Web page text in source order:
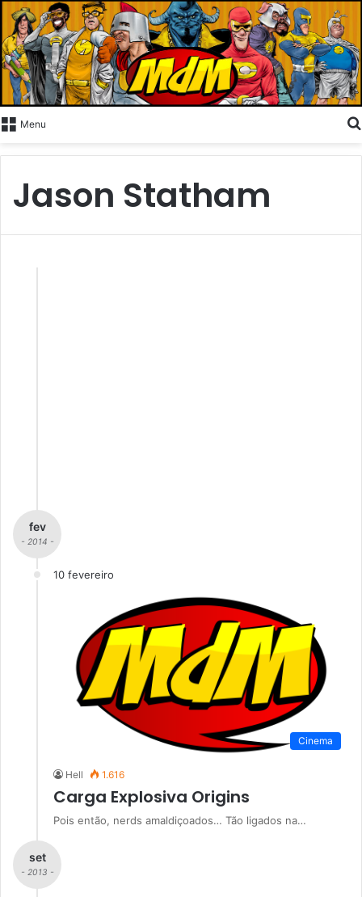
Menu
Jason Statham
fev
- 2014 -
10 fevereiro
Cinema
Hell 1.616
Carga Explosiva Origins
Pois então, nerds amaldiçoados… Tão ligados na…
set
- 2013 -